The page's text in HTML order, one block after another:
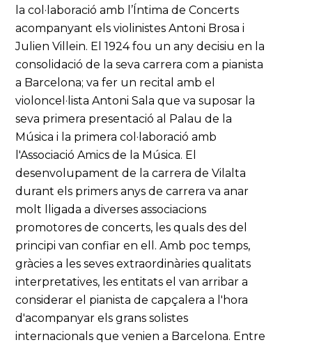
la col·laboració amb l’Íntima de Concerts
acompanyant els violinistes Antoni Brosa i
Julien Villein. El 1924 fou un any decisiu en la
consolidació de la seva carrera com a pianista
a Barcelona; va fer un recital amb el
violoncel·lista Antoni Sala que va suposar la
seva primera presentació al Palau de la
Música i la primera col·laboració amb
l'Associació Amics de la Música. El
desenvolupament de la carrera de Vilalta
durant els primers anys de carrera va anar
molt lligada a diverses associacions
promotores de concerts, les quals des del
principi van confiar en ell. Amb poc temps,
gràcies a les seves extraordinàries qualitats
interpretatives, les entitats el van arribar a
considerar el pianista de capçalera a l'hora
d'acompanyar els grans solistes
internacionals que venien a Barcelona. Entre